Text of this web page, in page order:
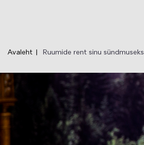
Avaleht Ruumide rent sinu sündmuseks